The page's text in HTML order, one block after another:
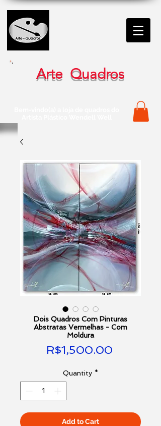
Arte Quadros
Dois Quadros Com Pinturas
Abstratas Vermelhas - Com
Moldura
R$1,500.00Price
Quantity *
Add to Cart